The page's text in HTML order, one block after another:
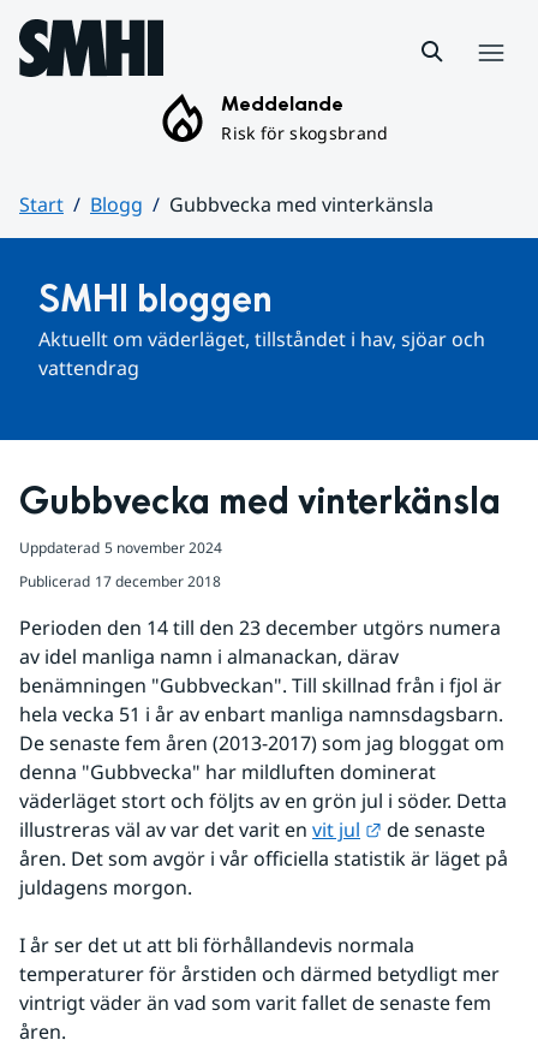
Hoppa till sidans innehåll
Meddelande
Risk för skogsbrand
Start Blogg
Gubbvecka med vinterkänsla
SMHI bloggen
Aktuellt om väderläget, tillståndet i hav, sjöar och
vattendrag
Gubbvecka med vinterkänsla
Uppdaterad 5 november 2024
Publicerad 17 december 2018
Perioden den 14 till den 23 december utgörs numera
av idel manliga namn i almanackan, därav
benämningen "Gubbveckan". Till skillnad från i fjol är
hela vecka 51 i år av enbart manliga namnsdagsbarn.
De senaste fem åren (2013-2017) som jag bloggat om
denna "Gubbvecka" har mildluften dominerat
väderläget stort och följts av en grön jul i söder. Detta
illustreras väl av var det varit en vit jul Länk till annan
de senaste
åren. Det som avgör i vår officiella statistik är läget på
juldagens morgon.
I år ser det ut att bli förhållandevis normala
temperaturer för årstiden och därmed betydligt mer
vintrigt väder än vad som varit fallet de senaste fem
åren.